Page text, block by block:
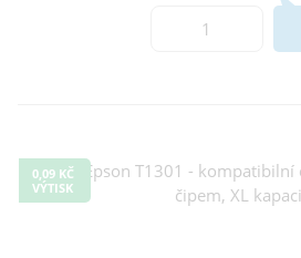
0,09 KČ
VÝTISK